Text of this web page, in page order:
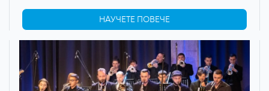
НАУЧЕТЕ ПОВЕЧЕ